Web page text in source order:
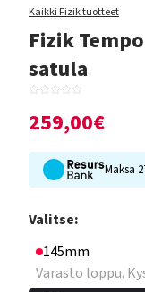
Kaikki Fizik tuotteet
Fizik
satula
259,00€
Maksa
Valitse:
145mm
Varasto loppu.